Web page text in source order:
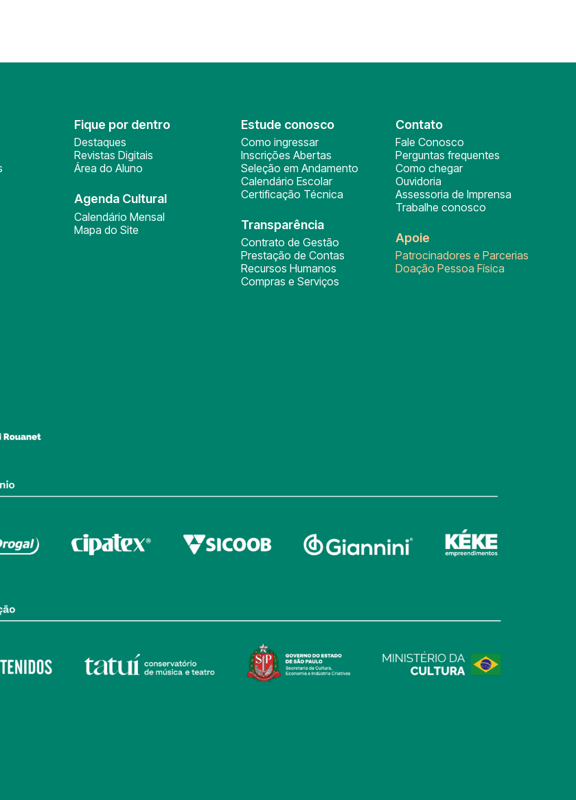
Fique por dentro
Destaques
Revistas Digitais
Área do Aluno
Agenda Cultural
Calendário Mensal
Mapa do Site
Estude conosco
Como ingressar
Inscrições Abertas
Seleção em Andamento
Calendário Escolar
Certificação Técnica
Transparência
Contrato de Gestão
Prestação de Contas
Recursos Humanos
Compras e Serviços
Contato
Fale Conosco
Perguntas frequentes
Como chegar
Ouvidoria
Assessoria de Imprensa
Trabalhe conosco
Apoie
Patrocinadores e Parcerias
Doação Pessoa Física